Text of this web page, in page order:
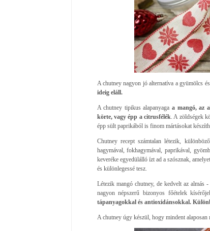
A chutney nagyon jó alternatíva a gyümölcs
ideig eláll.
A chutney tipikus alapanyaga a mangó, az
körte, vagy épp a citrusfélék . A zöldségek
épp sült paprikából is finom mártásokat
Chutney recept számtalan létezik,
hagymával, fokhagymával, paprikával,
keveréke egyedülálló ízt ad a szósznak,
és különlegessé tesz.
Létezik mangó chutney, de kedvelt az almás
nagyon népszerű bizonyos főételek
tápanyagokkal és antioxidánsokkal.
A chutney úgy készül, hogy mindent alaposan